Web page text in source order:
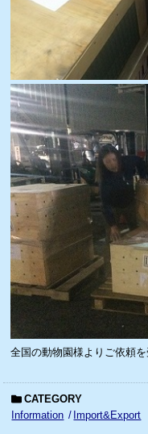
全国の動物園様よりご依頼
CATEGORY
Information
Import&Export